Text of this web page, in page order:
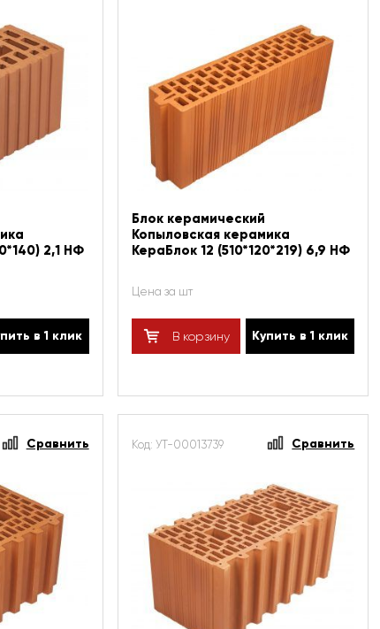
2,1 НФ
в 1 клик
Блок керамический
Копыловская керамика
КераБлок 12 (510*120*219) 6,9 НФ
Цена за шт
В корзину Купить в 1 клик
Сравнить Код: УТ-00013739 Сравнить